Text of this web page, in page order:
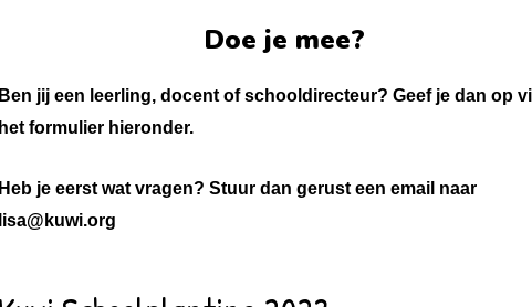
Doe je mee?
Ben jij een leerling, docent of schooldirecteur? Geef je dan op
het formulier hieronder.
Heb je eerst wat vragen? Stuur dan gerust een email naar
lisa@kuwi.org